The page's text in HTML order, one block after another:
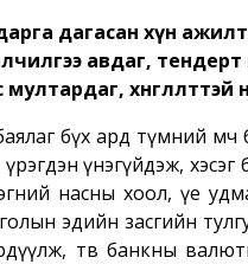
дагасан хүн
авдаг,
мултардаг,
бүх ард түмний
үрэгдэн үнэгүйдэж,
насны хоол, үе
эдийн засгийн
төв банкны